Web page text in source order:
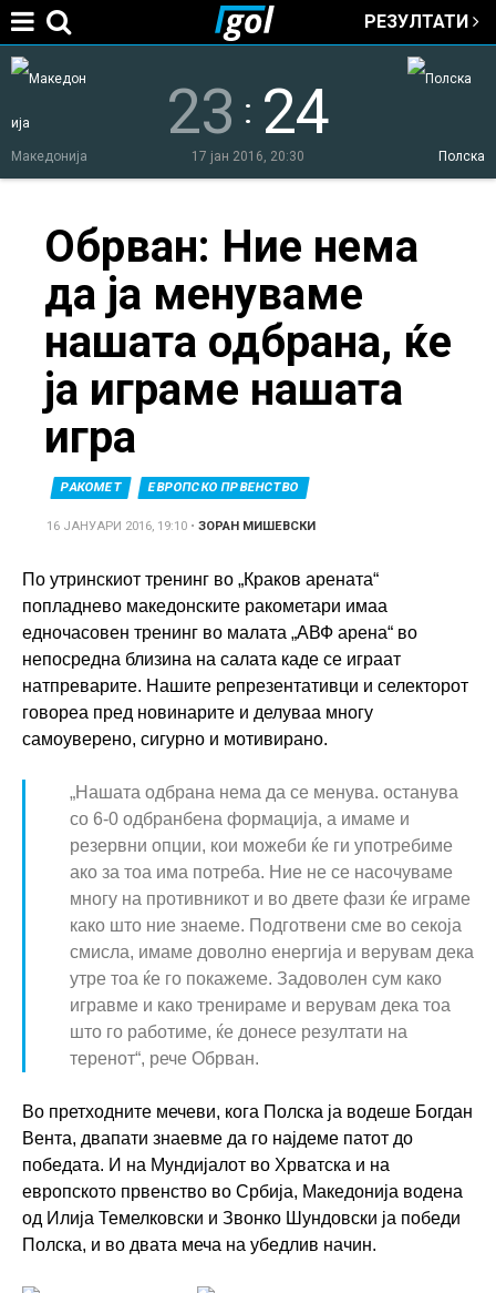
РЕЗУЛТАТИ
Македонија Полска
23 : 24
17 јан 2016, 20:30
here
Обрван: Ние нема
да ја менуваме
нашата одбрана, ќе
ја играме нашата
игра
РАКОМЕТ ЕВРОПСКО ПРВЕНСТВО
16 ЈАНУАРИ 2016, 19:10 •ЗОРАН МИШЕВСКИ
По утринскиот тренинг во „Краков арената“
попладнево македонските ракометари имаа
едночасовен тренинг во малата „АВФ арена“ во
непосредна близина на салата каде се играат
натпреварите. Нашите репрезентативци и селекторот
говореа пред новинарите и делуваа многу
самоуверено, сигурно и мотивирано.
„Нашата одбрана нема да се менува. останува
со 6-0 одбранбена формација, а имаме и
резервни опции, кои можеби ќе ги употребиме
ако за тоа има потреба. Ние не се насочуваме
многу на противникот и во двете фази ќе играме
како што ние знаеме. Подготвени сме во секоја
смисла, имаме доволно енергија и верувам дека
утре тоа ќе го покажеме. Задоволен сум како
игравме и како тренираме и верувам дека тоа
што го работиме, ќе донесе резултати на
теренот“, рече Обрван.
Во претходните мечеви, кога Полска ја водеше Богдан
Вента, двапати знаевме да го најдеме патот до
победата. И на Мундијалот во Хрватска и на
европското првенство во Србија, Македонија водена
од Илија Темелковски и Звонко Шундовски ја победи
Полска, и во двата меча на убедлив начин.